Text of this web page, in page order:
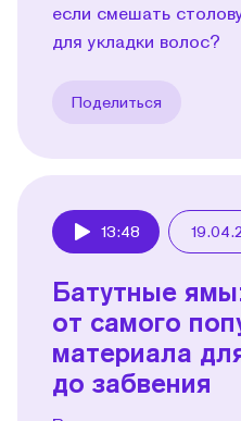
если смешать
для укладки волос?
Поделиться
13:48
Батутные
от самого
материала
до забвения